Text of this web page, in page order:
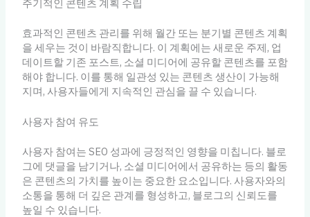
주기적인 콘텐츠 계획 수립
효과적인 콘텐츠 관리를 위해 월간 또는 분기별 콘텐츠 계획
을 세우는 것이 바람직합니다. 이 계획에는 새로운 주제, 업
데이트할 기존 포스트, 소셜 미디어에 공유할 콘텐츠를 포함
해야 합니다. 이를 통해 일관성 있는 콘텐츠 생산이 가능해
지며, 사용자들에게 지속적인 관심을 끌 수 있습니다.
사용자 참여 유도
사용자 참여는 SEO 성과에 긍정적인 영향을 미칩니다. 블로
그에 댓글을 남기거나, 소셜 미디어에서 공유하는 등의 활동
은 콘텐츠의 가치를 높이는 중요한 요소입니다. 사용자와의
소통을 통해 더 깊은 관계를 형성하고, 블로그의 신뢰도를
높일 수 있습니다.